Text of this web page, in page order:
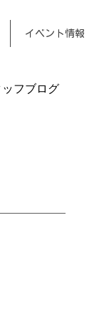
イベント情報
ッフブログ